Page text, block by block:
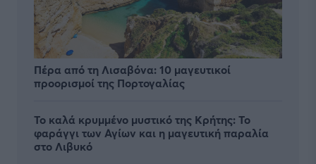
Πέρα από τη Λισαβόνα: 10 μαγευτικοί
προορισμοί της Πορτογαλίας
Το καλά κρυμμένο μυστικό της Κρήτης: Το
φαράγγι των Αγίων και η μαγευτική παραλία
στο Λιβυκό